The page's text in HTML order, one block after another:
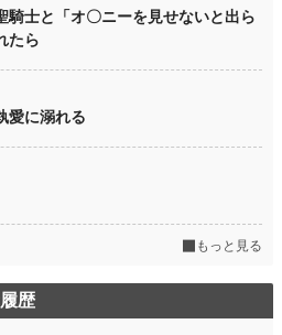
騎士と「オ〇ニーを見せないと出ら
たら
愛に溺れる
もっと見る
歴